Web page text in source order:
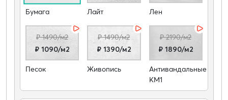
Бумага Лайт Лен
₽ 1490/м2
₽ 1090/м2
Песок
₽ 1490/м2
₽ 1390/м2
Живопись
₽ 2190/м2
₽ 1890/м2
Антивандальные
КМ1